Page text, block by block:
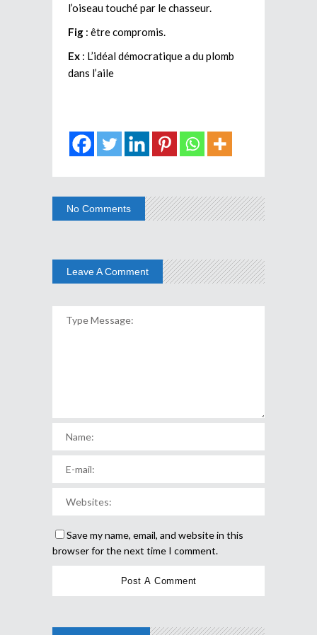
l’oiseau touché par le chasseur.
Fig : être compromis.
Ex : L’idéal démocratique a du plomb
dans l’aile
No Comments
Leave A Comment
Save my name, email, and website in this
browser for the next time I comment.